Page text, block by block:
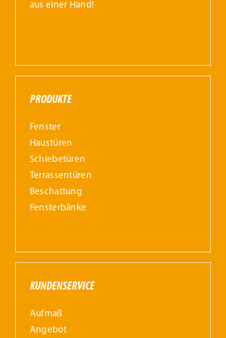
Infobereich
Kontakt
aus einer Hand!
PRODUKTE
Fenster
Haustüren
Schiebetüren
Terrassentüren
Beschattung
Fensterbänke
KUNDENSERVICE
Aufmaß
Angebot